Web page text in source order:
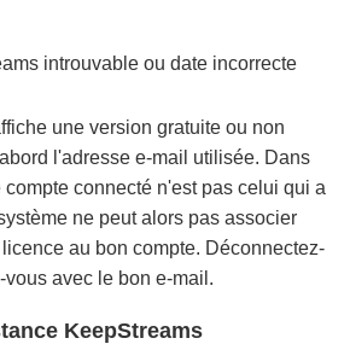
introuvable ou date incorrecte
une version gratuite ou non
l'adresse e-mail utilisée. Dans
connecté n'est pas celui qui a
ne peut alors pas associer
au bon compte. Déconnectez-
avec le bon e-mail.
KeepStreams